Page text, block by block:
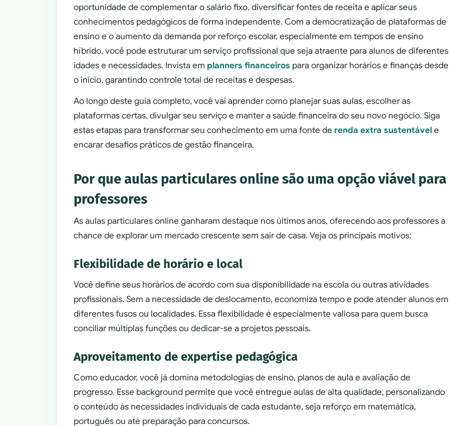
oportunidade de complementar o salário fixo, diversificar fontes de receita e aplicar seus
conhecimentos pedagógicos de forma independente. Com a democratização de plataformas de
ensino e o aumento da demanda por reforço escolar, especialmente em tempos de ensino
híbrido, você pode estruturar um serviço profissional que seja atraente para alunos de diferentes
idades e necessidades. Invista em planners financeiros para organizar horários e finanças desde
o início, garantindo controle total de receitas e despesas.
Ao longo deste guia completo, você vai aprender como planejar suas aulas, escolher as
plataformas certas, divulgar seu serviço e manter a saúde financeira do seu novo negócio. Siga
estas etapas para transformar seu conhecimento em uma fonte de renda extra sustentávele
encarar desafios práticos de gestão financeira.
Por que aulas particulares online são uma opção viável para
professores
As aulas particulares online ganharam destaque nos últimos anos, oferecendo aos professores a
chance de explorar um mercado crescente sem sair de casa. Veja os principais motivos:
Flexibilidade de horário e local
Você define seus horários de acordo com sua disponibilidade na escola ou outras atividades
profissionais. Sem a necessidade de deslocamento, economiza tempo e pode atender alunos em
diferentes fusos ou localidades. Essa flexibilidade é especialmente valiosa para quem busca
conciliar múltiplas funções ou dedicar-se a projetos pessoais.
Aproveitamento de expertise pedagógica
Como educador, você já domina metodologias de ensino, planos de aula e avaliação de
progresso. Esse background permite que você entregue aulas de alta qualidade, personalizando
o conteúdo às necessidades individuais de cada estudante, seja reforço em matemática,
português ou até preparação para concursos.